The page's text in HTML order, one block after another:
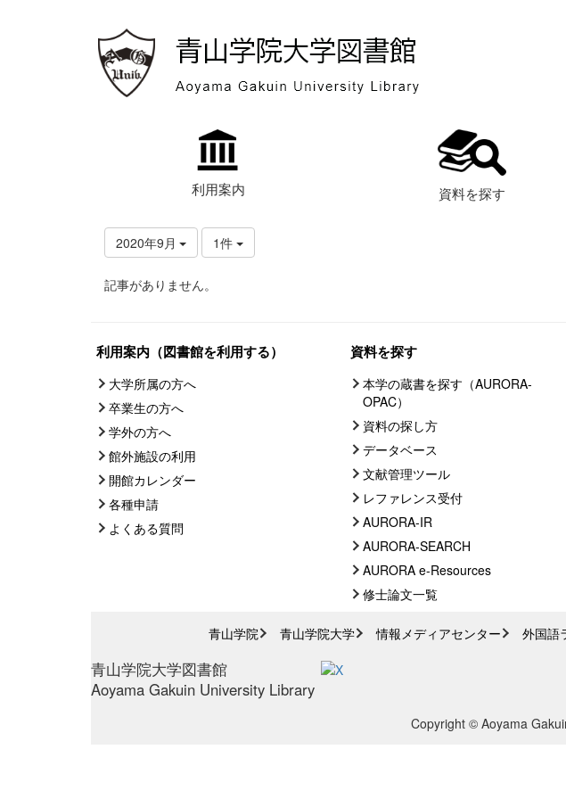
利用案内 資料を探す
2020年9月 1件
記事がありません。
利用案内（図書館を利用する）
大学所属の方へ
卒業生の方へ
学外の方へ
館外施設の利用
開館カレンダー
各種申請
よくある質問
資料を探す
本学の蔵書を探す（AURORA-
OPAC）
資料の探し方
データベース
文献管理ツール
レファレンス受付
AURORA-IR
AURORA-SEARCH
AURORA e-Resources
修士論文一覧
青山学院 青山学院大学 情報メディアセンター 外国語
青山学院大学図書館
Aoyama Gakuin University Library
Copyright © Aoyama